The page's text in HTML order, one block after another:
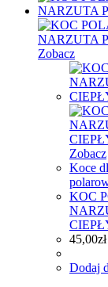
Zobacz
Zobacz
Koce
KOC
45,00zł
Dodaj